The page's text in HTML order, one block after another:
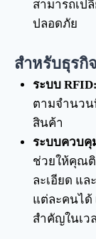
สามารถเป
ปลอดภัย
สำหรับธุรกิจ
ระบบ RFID:
ตามจำนวน
สินค้า
ระบบควบคุ
ช่วยให้คุณติ
ละเอียด แ
แต่ละคนได้
สำคัญในเว